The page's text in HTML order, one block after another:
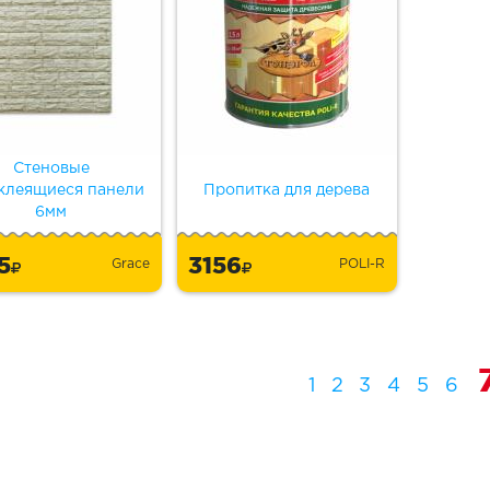
Стеновые
панели
6мм
Grace
Пропитка для дерева
3156 POLI-R
1 2 3 4 5 6